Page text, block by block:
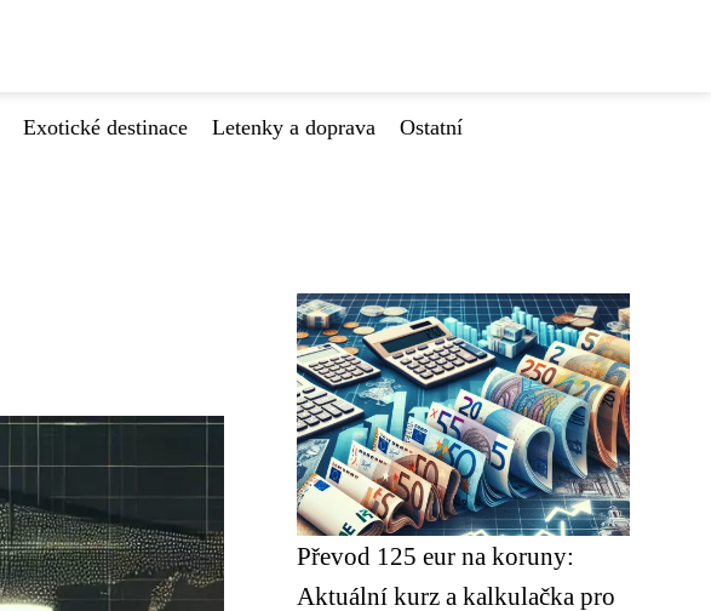
Exotické destinace Letenky a doprava
Ostatní
Převod 125 eur na koruny:
Aktuální kurz a kalkulačka pro